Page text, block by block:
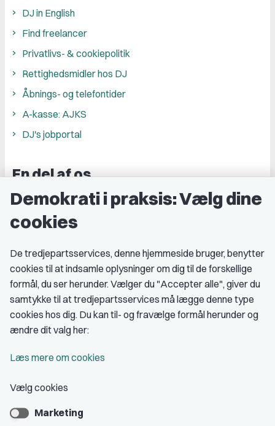
DJ in English
Find freelancer
Privatlivs- & cookiepolitik
Rettighedsmidler hos DJ
Åbnings- og telefontider
A-kasse: AJKS
DJ's jobportal
En del af os
Grupper og kredse
Studenterorganisationer
Medlemskab
Fordele som medlem
Kontingent
Bliv medlem
Demokrati i praksis: Vælg dine
cookies
De tredjepartsservices, denne hjemmeside bruger, benytter
cookies til at indsamle oplysninger om dig til de forskellige
formål, du ser herunder. Vælger du "Accepter alle", giver du
samtykke til at tredjepartsservices må lægge denne type
cookies hos dig. Du kan til- og fravælge formål herunder og
ændre dit valg her:
Læs mere om cookies
Vælg cookies
Marketing